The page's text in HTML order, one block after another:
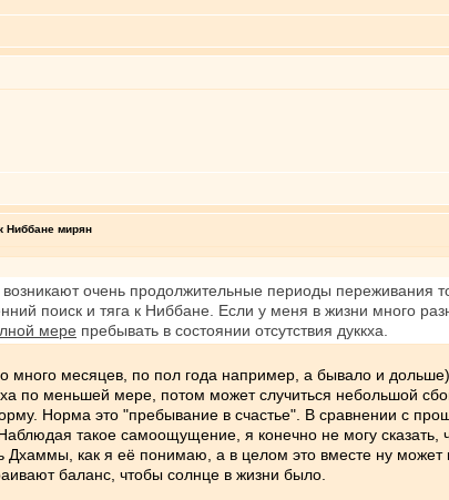
Ниббане мирян
очень продолжительные периоды переживания
поиск и тяга к Ниббане. Если у меня в жизни много
мере пребывать в состоянии отсутствия дуккха.
месяцев, по пол года например, а бывало и
по меньшей мере, потом может случиться небольшой
Норма это "пребывание в счастье". В сравнении с
такое самоощущение, я конечно не могу
как я её понимаю, а в целом это вместе ну может
баланс, чтобы солнце в жизни было.